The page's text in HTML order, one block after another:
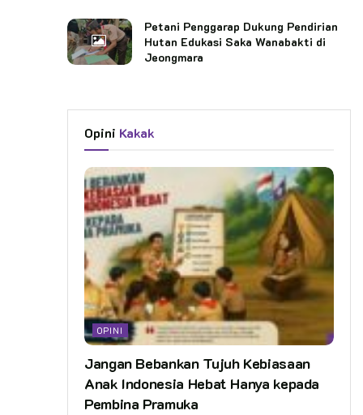
Petani Penggarap Dukung Pendirian
Hutan Edukasi Saka Wanabakti di
Jeongmara
Opini Kakak
OPINI
Jangan Bebankan Tujuh Kebiasaan
Anak Indonesia Hebat Hanya kepada
Pembina Pramuka